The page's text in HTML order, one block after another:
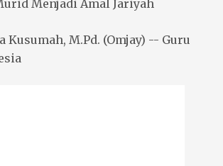
Menjadi Amal Jariyah
Kusumah, M.Pd. (Omjay) -- Guru